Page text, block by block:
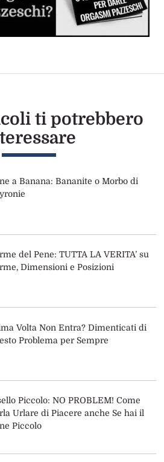
(Butt Plug o Anal Plug)
by step per sverginarla dal culo
ti potrebbero
a Banana: Bananite o Morbo di
del Pene: TUTTA LA VERITA’ su
Dimensioni e Posizioni
Volta Non Entra? Dimenticati di
Problema per Sempre
Piccolo: NO PROBLEM! Come
Urlare di Piacere anche Se hai il
Piccolo